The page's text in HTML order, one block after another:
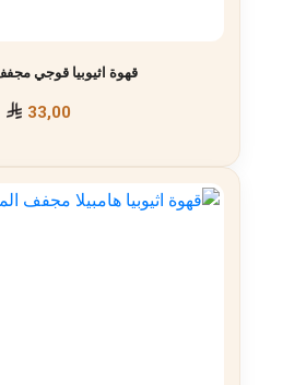
قهوة اثيوبيا قوجي
33,00